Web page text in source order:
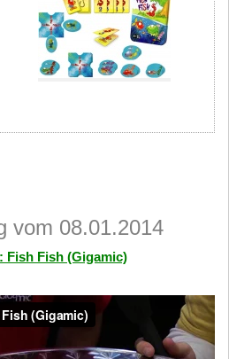
vom 08.01.2014
Fish Fish (Gigamic)